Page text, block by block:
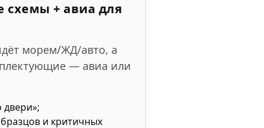
+ авиа для
морем/ЖД/авто, а
— авиа или
двери»;
и критичных